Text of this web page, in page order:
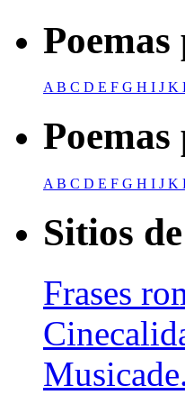
AB C D E F G H I J K
A B C D E F G H I J K
Sitios
Frases